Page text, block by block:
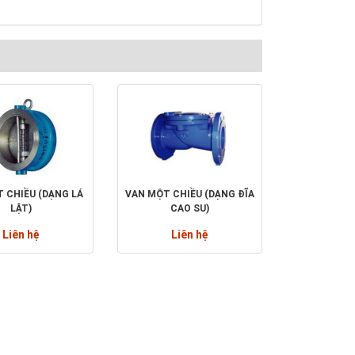
CHIỀU (DẠNG LÁ
LẬT)
Liên hệ
VAN MỘT CHIỀU (DẠNG ĐĨA
CAO SU)
Liên hệ